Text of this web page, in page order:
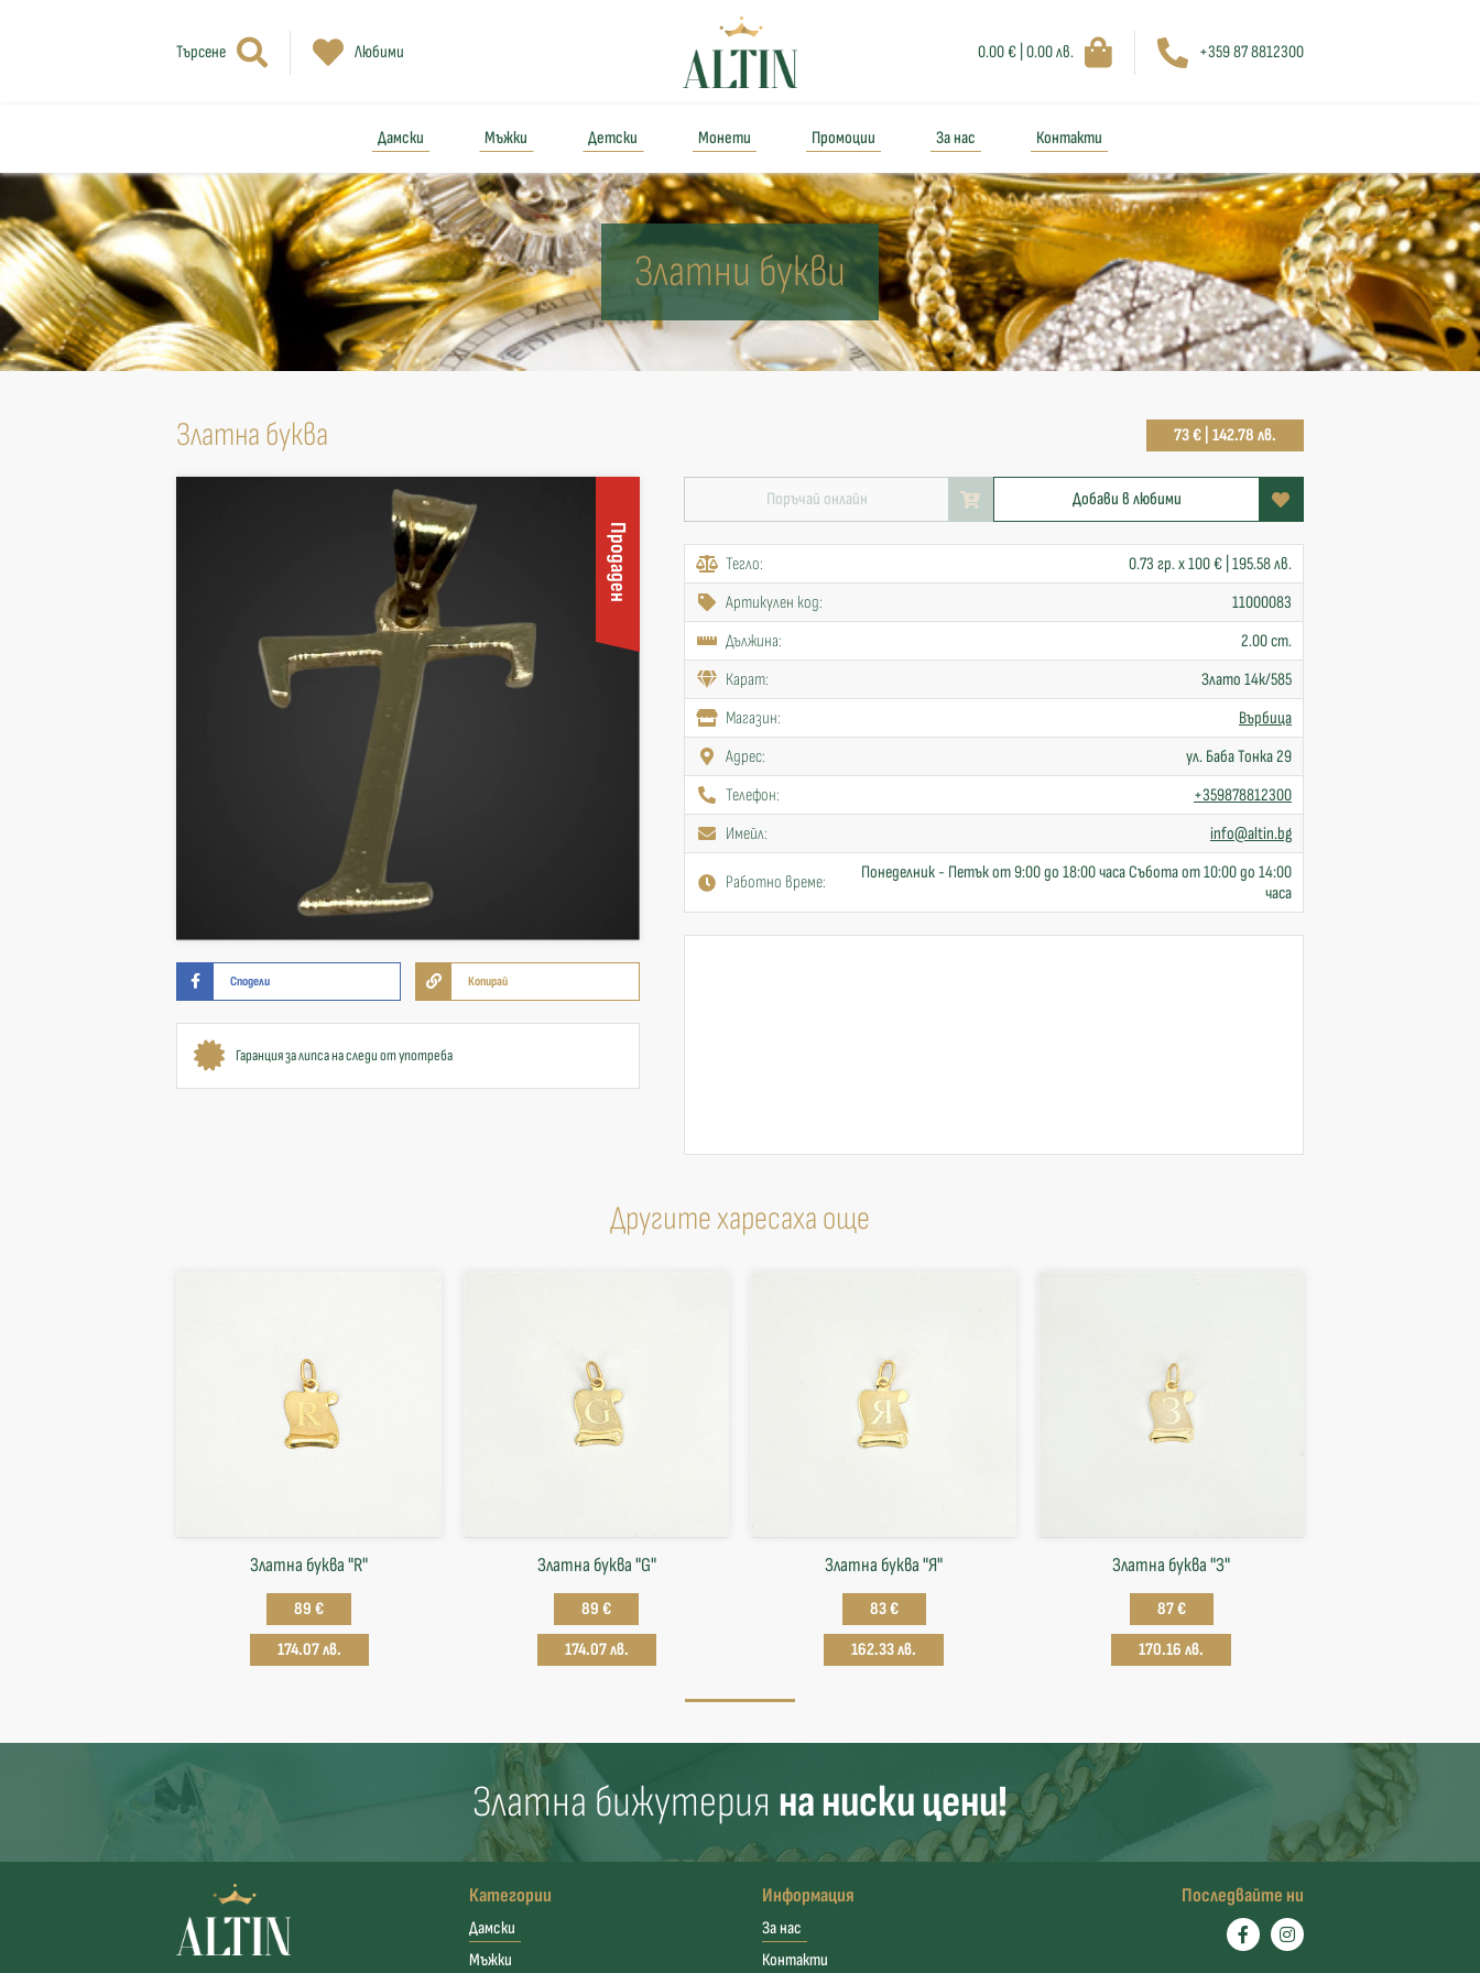
Търсене Любими 0.00 € | 0.00 лв. +359 87 8812300
Дамски Мъжки Детски Монети Промоции За нас Контакти
Златни букви
Златна буква 73 € | 142.78 лв.
Продаден
Сподели Копирай
Гаранция за липса на следи от употреба
Поръчай онлайн Добави в любими
Тегло:
0.73 гр. x 100 € | 195.58 лв.
Артикулен код:
11000083
Дължина:
2.00 cm.
Карат:
Злато 14к/585
Mагазин:
Върбица
Адрес:
ул. Баба Тонка 29
Телефон:
+359878812300
Имейл:
info@altin.bg
Работно време:
Понеделник - Петък от 9:00 до 18:00 часа Събота от 10:00 до 14:00
часа
Другите харесаха още
Златна буква "R"
89 €
174.07 лв.
Златна буква "G"
89 €
174.07 лв.
Златна буква "Я"
83 €
162.33 лв.
Златна буква "З"
87 €
170.16 лв.
Златна бижутерия на ниски цени!
Категории
Дамски
Мъжки
Информация
За нас
Контакти
Последвайте ни